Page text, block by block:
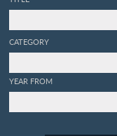
CATEGORY
YEAR FROM